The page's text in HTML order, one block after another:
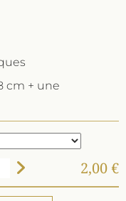
cm + une
2,00 €